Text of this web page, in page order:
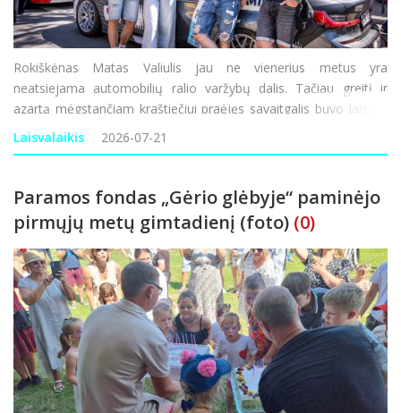
Rokiškėnas Matas Valiulis jau ne vienerius metus yra
neatsiejama automobilių ralio varžybų dalis. Tačiau greitį ir
azartą mėgstančiam kraštiečiui praėjęs savaitgalis buvo laisvas
nuo ralio varžybų, tad su komanda nusprendė sudalyvauti
Palangoje vykusiose „Aurum 1006 km“ len
Laisvalaikis 2026-07-21
Paramos fondas „Gėrio glėbyje“ paminėjo
pirmųjų metų gimtadienį (foto) (0)